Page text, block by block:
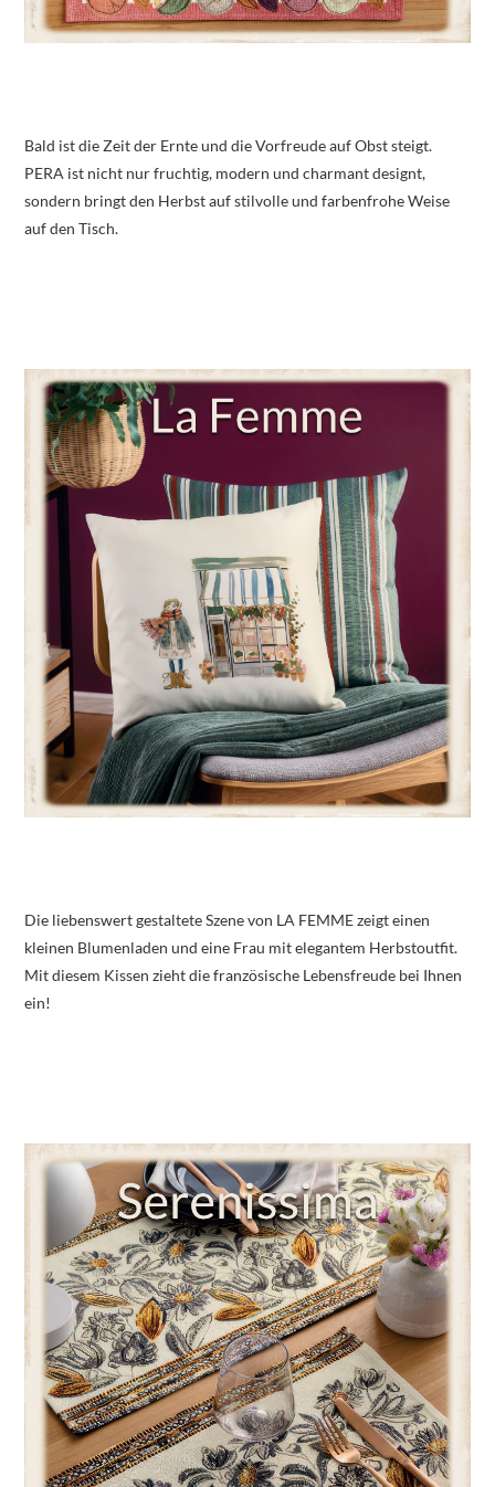
Bald ist die Zeit der Ernte und die Vorfreude auf Obst steigt.
PERA ist nicht nur fruchtig, modern und charmant designt,
sondern bringt den Herbst auf stilvolle und farbenfrohe Weise
auf den Tisch.
Die liebenswert gestaltete Szene von LA FEMME zeigt einen
kleinen Blumenladen und eine Frau mit elegantem Herbstoutfit.
Mit diesem Kissen zieht die französische Lebensfreude bei Ihnen
ein!